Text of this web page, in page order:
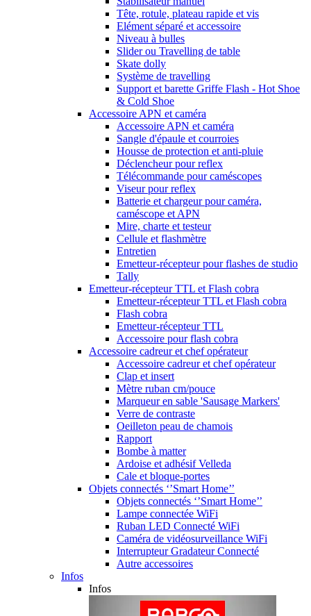
Tête, rotule, plateau rapide et vis
Elément séparé et accessoire
Niveau à bulles
Slider ou Travelling de table
Skate dolly
Système de travelling
Support et barette Griffe Flash - Hot Shoe
& Cold Shoe
Accessoire APN et caméra
Accessoire APN et caméra
Sangle d'épaule et courroies
Housse de protection et anti-pluie
Déclencheur pour reflex
Télécommande pour caméscopes
Viseur pour reflex
Batterie et chargeur pour caméra,
caméscope et APN
Mire, charte et testeur
Cellule et flashmètre
Entretien
Emetteur-récepteur pour flashes de studio
Tally
Emetteur-récepteur TTL et Flash cobra
Emetteur-récepteur TTL et Flash cobra
Flash cobra
Emetteur-récepteur TTL
Accessoire pour flash cobra
Accessoire cadreur et chef opérateur
Accessoire cadreur et chef opérateur
Clap et insert
Mètre ruban cm/pouce
Marqueur en sable 'Sausage Markers'
Verre de contraste
Oeilleton peau de chamois
Rapport
Bombe à matter
Ardoise et adhésif Velleda
Cale et bloque-portes
Objets connectés ‘’Smart Home’’
Objets connectés ‘’Smart Home’’
Lampe connectée WiFi
Ruban LED Connecté WiFi
Caméra de vidéosurveillance WiFi
Interrupteur Gradateur Connecté
Autre accessoires
Infos
Infos